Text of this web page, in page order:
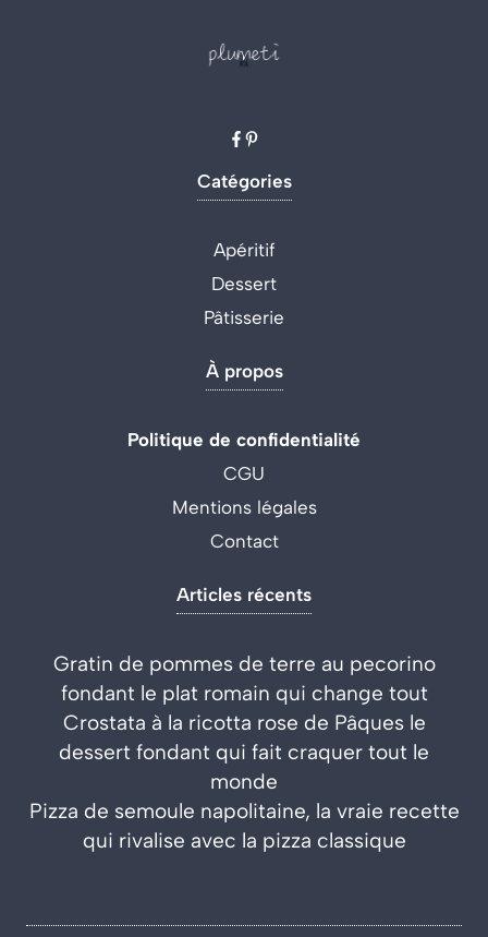
Catégories
Apéritif
Dessert
Pâtisserie
À propos
Politique de confidentialité
CGU
Mentions légales
Contact
Articles récents
Gratin de pommes de terre au pecorino
fondant le plat romain qui change tout
Crostata à la ricotta rose de Pâques le
dessert fondant qui fait craquer tout le
monde
Pizza de semoule napolitaine, la vraie recette
qui rivalise avec la pizza classique